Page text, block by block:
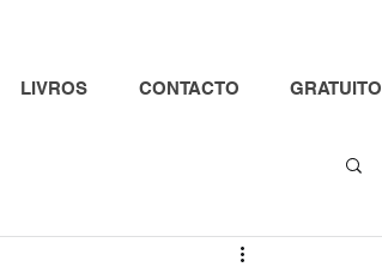
LIVROS CONTACTO GRATUITO